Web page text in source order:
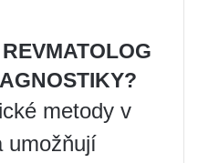
metody v
umožňují